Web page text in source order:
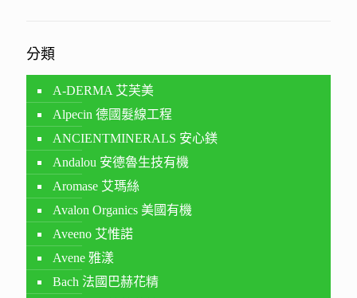
分類
A-DERMA 艾芙美
Alpecin 德國髮線工程
ANCIENTMINERALS 安心鎂
Andalou 安德魯生技有機
Aromase 艾瑪絲
Avalon Organics 美國有機
Aveeno 艾惟諾
Avene 雅漾
Bach 法國巴赫花精